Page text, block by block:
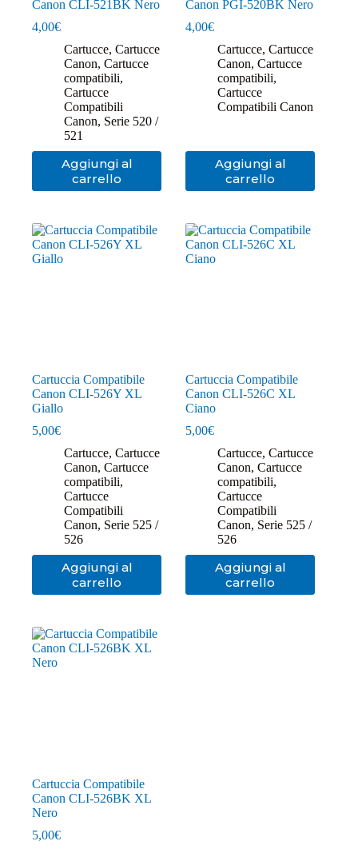
Canon CLI-521BK Nero
4,00€
Cartucce, Cartucce
Canon, Cartucce
compatibili,
Cartucce
Compatibili
Canon, Serie 520 /
521
Aggiungi al
carrello
Canon PGI-520BK Nero
4,00€
Cartucce,Cartucce
Canon,Cartucce
compatibili,
Cartucce
Compatibili Canon
Aggiungi al
carrello
Cartuccia Compatibile
Canon CLI-526Y XL
Giallo
5,00€
Cartucce, Cartucce
Canon, Cartucce
compatibili,
Cartucce
Compatibili
Canon, Serie 525 /
526
Aggiungi al
carrello
Cartuccia Compatibile
Canon CLI-526C XL
Ciano
5,00€
Cartucce,Cartucce
Canon,Cartucce
compatibili,
Cartucce
Compatibili
Canon, Serie 525 /
526
Aggiungi al
carrello
Cartuccia Compatibile
Canon CLI-526BK XL
Nero
5,00€